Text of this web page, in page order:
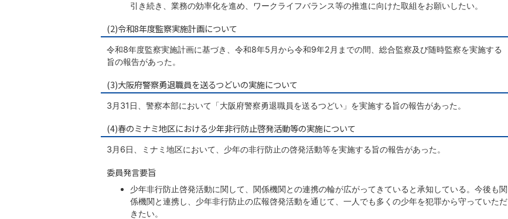
引き続き、業務の効率化を進め、ワークライフバランス等の推進に向けた取組をお願いしたい。
(2)令和8年度監察実施計画について
令和8年度監察実施計画に基づき、令和8年5月から令和9年2月までの間、総合監察及び随時監察を実施する
旨の報告があった。
(3)大阪府警察勇退職員を送るつどいの実施について
3月31日、警察本部において「大阪府警察勇退職員を送るつどい」を実施する旨の報告があった。
(4)春のミナミ地区における少年非行防止啓発活動等の実施について
3月6日、ミナミ地区において、少年の非行防止の啓発活動等を実施する旨の報告があった。
委員発言要旨
少年非行防止啓発活動に関して、関係機関との連携の輪が広がってきていると承知している。今後も関
係機関と連携し、少年非行防止の広報啓発活動を通じて、一人でも多くの少年を犯罪から守っていただ
きたい。